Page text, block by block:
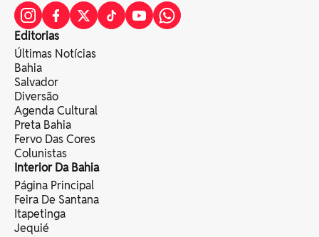
Editorias
Últimas Notícias
Bahia
Salvador
Diversão
Agenda Cultural
Preta Bahia
Fervo Das Cores
Colunistas
Interior Da Bahia
Página Principal
Feira De Santana
Itapetinga
Jequié